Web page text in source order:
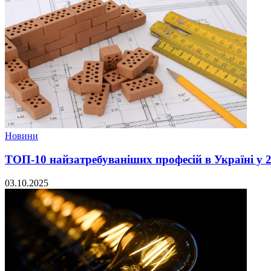
Новини
ТОП-10 найзатребуваніших професій в Україні у
03.10.2025